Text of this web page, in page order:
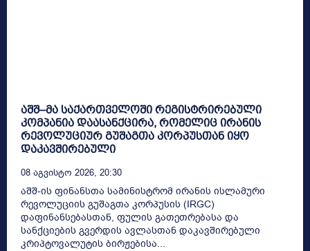
აშშ–მა საქართველოში რეგისტრირებული
კომპანია დაასანქცირა, რომელიც ირანის
რევოლუციურ გუშაგთა კორპუსთან იყო
დაკავშირებული
08 Აგვისტო 2026, 20:30
აშშ-ის ფინანსთა სამინისტრომ ირანის ისლამური
რევოლუციის გუშაგთა კორპუსის (IRGC)
დაფინანსებასთან, ფულის გათეთრებასა და
სანქციების გვერდის ავლასთან დაკავშირებული
კრიპტოვალუტის ბირჟებისა...